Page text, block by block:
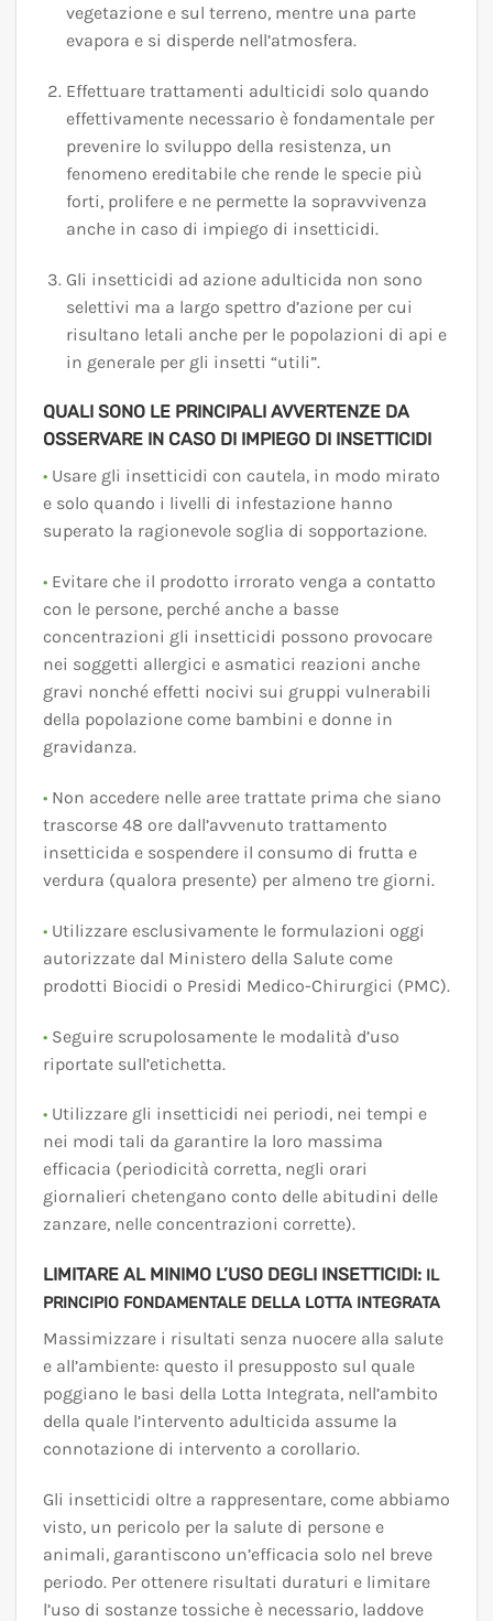
vegetazione e sul terreno, mentre una parte
evapora e si disperde nell’atmosfera.
Effettuare trattamenti adulticidi solo quando
effettivamente necessario è fondamentale per
prevenire lo sviluppo della resistenza, un
fenomeno ereditabile che rende le specie più
forti, prolifere e ne permette la sopravvivenza
anche in caso di impiego di insetticidi.
Gli insetticidi ad azione adulticida non sono
selettivi ma a largo spettro d’azione per cui
risultano letali anche per le popolazioni di api e
in generale per gli insetti “utili”.
QUALI SONO LE PRINCIPALI AVVERTENZE DA
OSSERVARE IN CASO DI IMPIEGO DI INSETTICIDI
• Usare gli insetticidi con cautela, in modo mirato
e solo quando i livelli di infestazione hanno
superato la ragionevole soglia di sopportazione.
• Evitare che il prodotto irrorato venga a contatto
con le persone, perché anche a basse
concentrazioni gli insetticidi possono provocare
nei soggetti allergici e asmatici reazioni anche
gravi nonché effetti nocivi sui gruppi vulnerabili
della popolazione come bambini e donne in
gravidanza.
• Non accedere nelle aree trattate prima che siano
trascorse 48 ore dall’avvenuto trattamento
insetticida e sospendere il consumo di frutta e
verdura (qualora presente) per almeno tre giorni.
• Utilizzare esclusivamente le formulazioni oggi
autorizzate dal Ministero della Salute come
prodotti Biocidi o Presidi Medico-Chirurgici (PMC).
• Seguire scrupolosamente le modalità d’uso
riportate sull’etichetta.
• Utilizzare gli insetticidi nei periodi, nei tempi e
nei modi tali da garantire la loro massima
efficacia (periodicità corretta, negli orari
giornalieri chetengano conto delle abitudini delle
zanzare, nelle concentrazioni corrette).
LIMITARE AL MINIMO L’USO DEGLI INSETTICIDI: IL
PRINCIPIO FONDAMENTALE DELLA LOTTA INTEGRATA
Massimizzare i risultati senza nuocere alla salute
e all’ambiente: questo il presupposto sul quale
poggiano le basi della Lotta Integrata, nell’ambito
della quale l’intervento adulticida assume la
connotazione di intervento a corollario.
Gli insetticidi oltre a rappresentare, come abbiamo
visto, un pericolo per la salute di persone e
animali, garantiscono un’efficacia solo nel breve
periodo. Per ottenere risultati duraturi e limitare
l’uso di sostanze tossiche è necessario, laddove